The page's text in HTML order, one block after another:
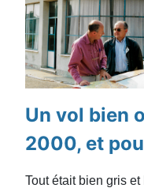
Un vol bien
2000, et
Tout était bien gris